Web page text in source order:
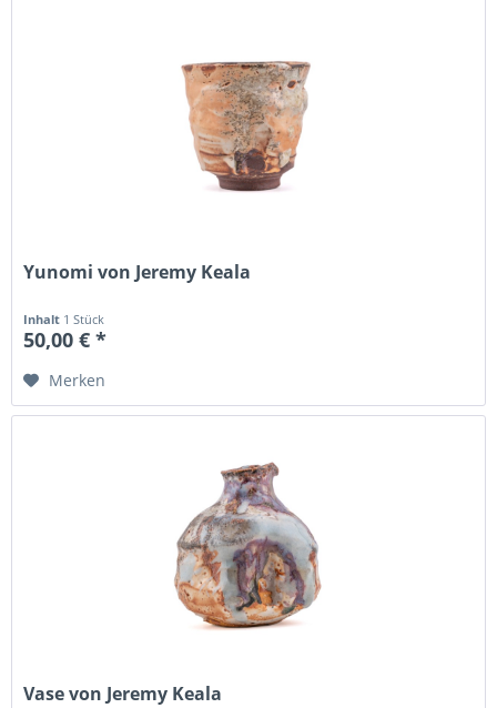
Yunomi von Jeremy Keala
Inhalt 1 Stück
50,00 € *
Merken
Vase von Jeremy Keala